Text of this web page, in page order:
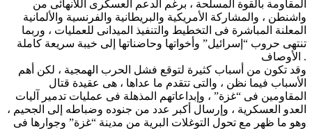
المقاومة بالقوة المسلحة ، برغم الدعم العسكرى اللانهائى من
واشنطن ، والمشاركة الأمريكية والبريطانية والفرنسية والألمانية
المعلنة المباشرة فى التخطيط والتنفيذ الميدانى للعمليات ، وربما
تنتهى حروب “إسرائيل” وأخواتها وحاضناتها إلى خيبة سريعة كاملة
الأوصاف .
وقد تكون من أسباب كثيرة لتوقع فشل الحرب الهمجية ، لكن أهم
الأسباب فيما نظن ، والتى تتقدم ما عداها ، هى عقيدة قتال
المقاومين فى “غزة” ، وإبداعاتهم المذهلة فى عمليات تدمير آليات
العدو العسكرية ، وإرسال أكبر عدد من جنوده وضباطه إلى الجحيم ،
وهو ما ظهر مع تحول التوغلات البرية من مدينة “غزة” وجوارها فى